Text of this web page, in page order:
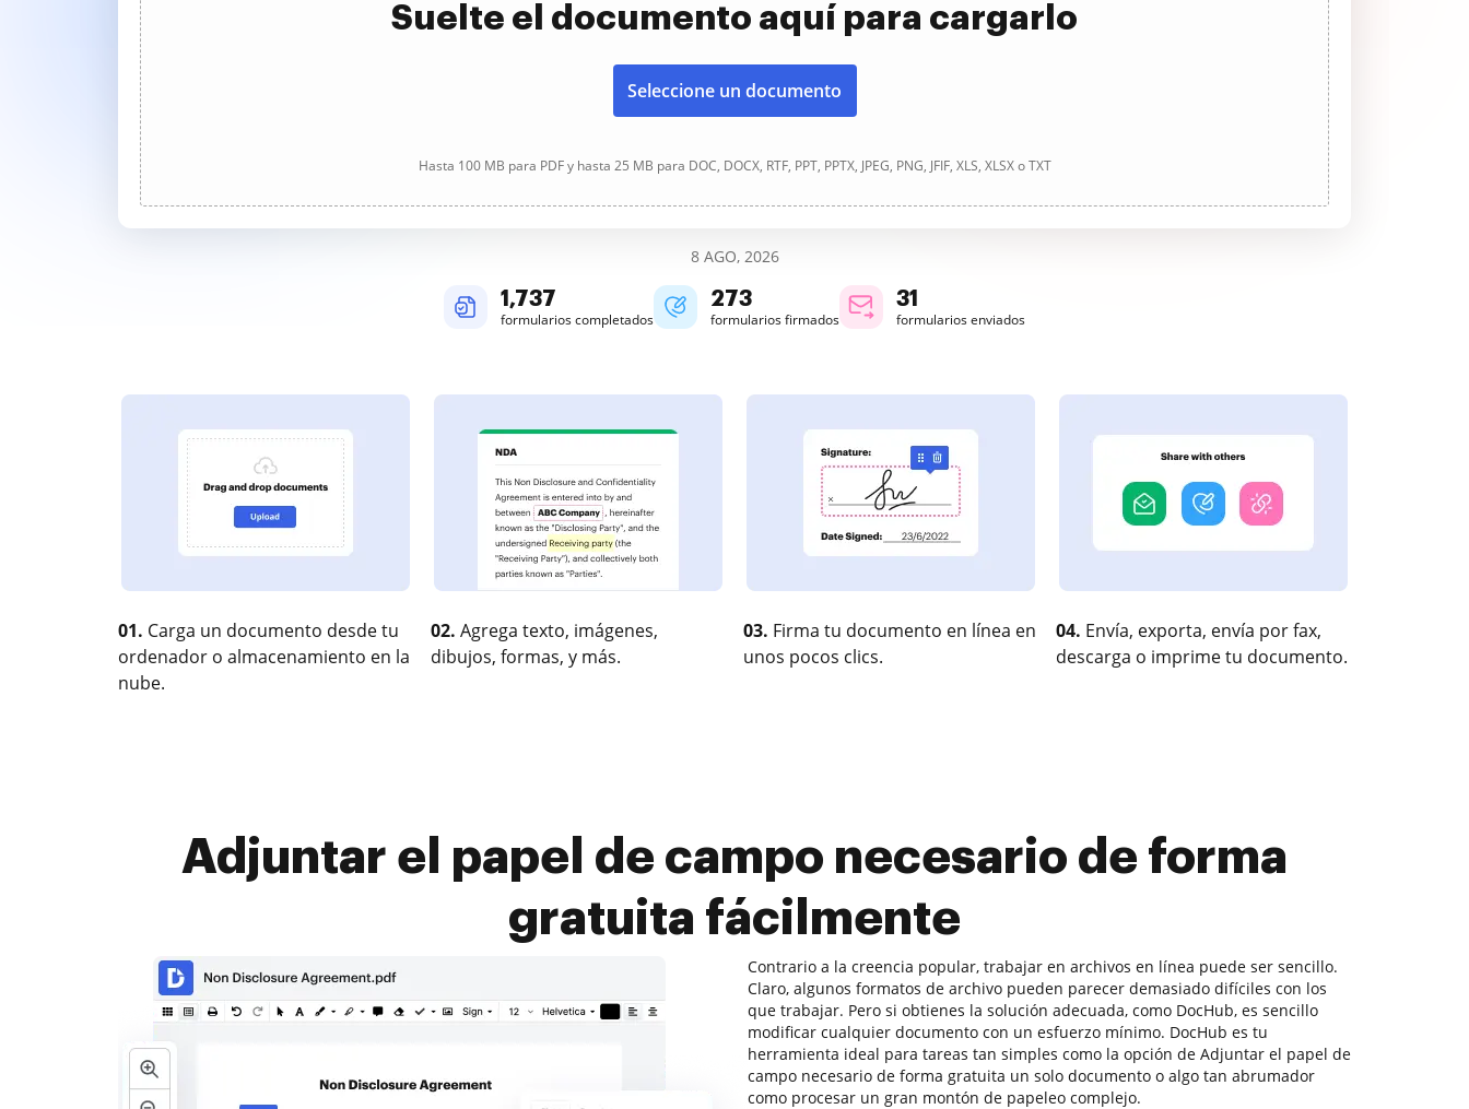
Suelte el documento aquí para cargarlo
Seleccione un documento
Hasta 100 MB para PDF y hasta 25 MB para DOC, DOCX, RTF, PPT, PPTX, JPEG, PNG, JFIF, XLS, XLSX o TXT
8 AGO, 2026
1,737
formularios completados
273
formularios firmados
31
formularios enviados
01. Carga un documento desde tu
ordenador o almacenamiento en la
nube.
02. Agrega texto, imágenes,
dibujos, formas, y más.
03. Firma tu documento en línea en
unos pocos clics.
04. Envía, exporta, envía por fax,
descarga o imprime tu documento.
Adjuntar el papel de campo necesario de forma
gratuita fácilmente
Contrario a la creencia popular, trabajar en archivos en línea puede ser sencillo.
Claro, algunos formatos de archivo pueden parecer demasiado difíciles con los
que trabajar. Pero si obtienes la solución adecuada, como DocHub, es sencillo
modificar cualquier documento con un esfuerzo mínimo. DocHub es tu
herramienta ideal para tareas tan simples como la opción de Adjuntar el papel de
campo necesario de forma gratuita un solo documento o algo tan abrumador
como procesar un gran montón de papeleo complejo.